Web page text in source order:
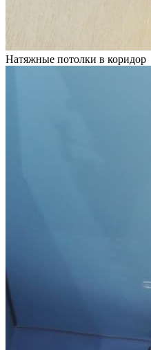
Натяжные потолки в коридор